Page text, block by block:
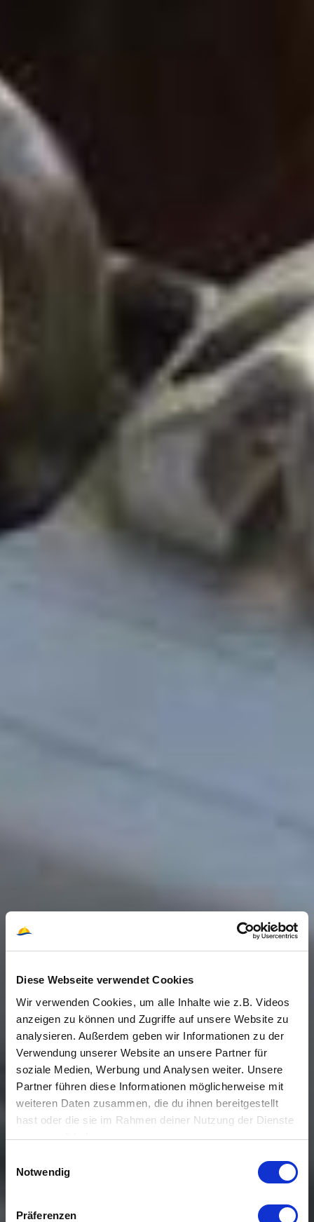
Diese Webseite verwendet Cookies
Wir verwenden Cookies, um alle Inhalte wie z.B. Videos
anzeigen zu können und Zugriffe auf unsere Website zu
analysieren. Außerdem geben wir Informationen zu der
Verwendung unserer Website an unsere Partner für
soziale Medien, Werbung und Analysen weiter. Unsere
Partner führen diese Informationen möglicherweise mit
weiteren Daten zusammen, die du ihnen bereitgestellt
hast oder die sie im Rahmen deiner Nutzung der Dienste
gesammelt haben.
Notwendig
Präferenzen